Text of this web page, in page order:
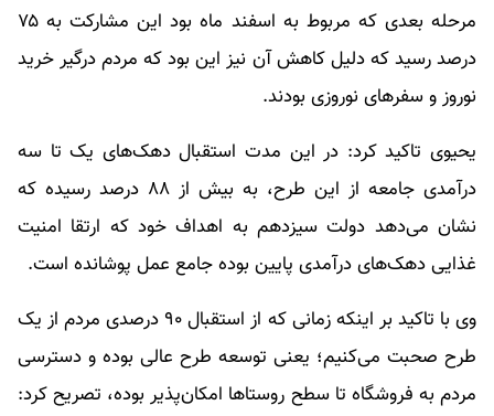
مرحله بعدی که مربوط به اسفند ماه بود این مشارکت به ۷۵
درصد رسید که دلیل کاهش آن نیز این بود که مردم درگیر خرید
نوروز و سفرهای نوروزی بودند.
یحیوی تاکید کرد: در این مدت استقبال دهک‌های یک تا سه
درآمدی جامعه از این طرح، به بیش از ۸۸ درصد رسیده که
نشان می‌دهد دولت سیزدهم به اهداف خود که ارتقا امنیت
غذایی دهک‌های درآمدی پایین بوده جامع عمل پوشانده است.
وی با تاکید بر اینکه زمانی که از استقبال ۹۰ درصدی مردم از یک
طرح صحبت می‌کنیم؛ یعنی توسعه طرح عالی بوده و دسترسی
مردم به فروشگاه تا سطح روستاها امکان‌پذیر بوده، تصریح کرد: